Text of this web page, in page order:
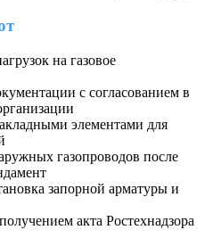
на газовое
с согласованием в
элементами для
газопроводов после
запорной арматуры и
акта Ростехнадзора